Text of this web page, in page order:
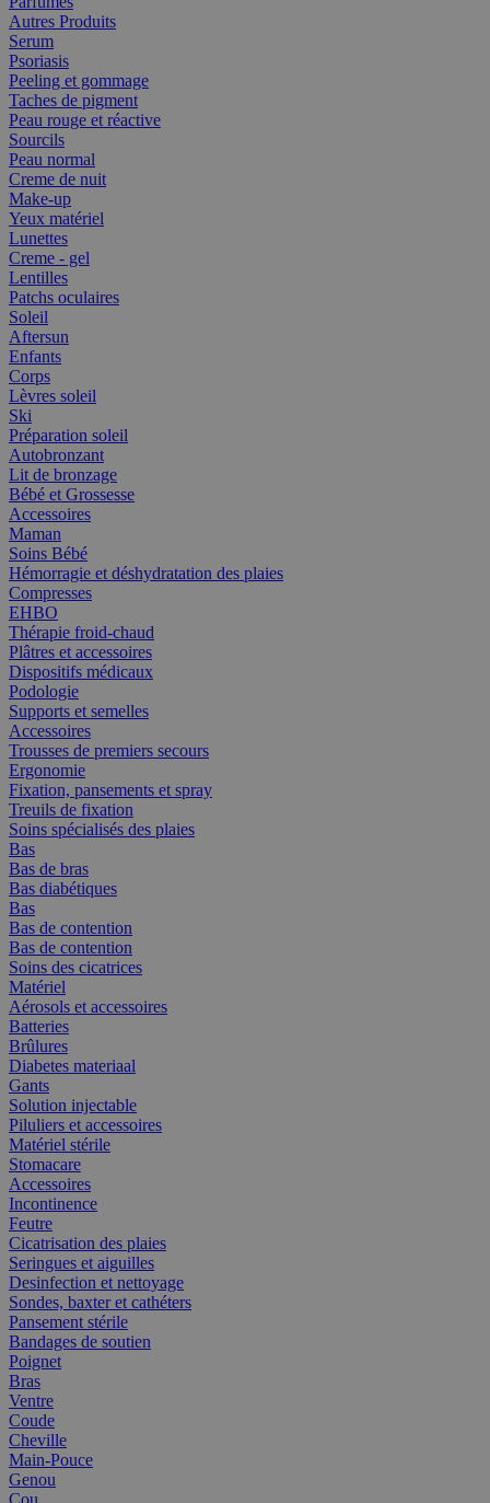
Autres Produits
Serum
Psoriasis
Peeling et gommage
Taches de pigment
Peau rouge et réactive
Sourcils
Peau normal
Creme de nuit
Make-up
Yeux matériel
Lunettes
Creme - gel
Lentilles
Patchs oculaires
Soleil
Aftersun
Enfants
Corps
Lèvres soleil
Ski
Préparation soleil
Autobronzant
Lit de bronzage
Bébé et Grossesse
Accessoires
Maman
Soins Bébé
Hémorragie et déshydratation des plaies
Compresses
EHBO
Thérapie froid-chaud
Plâtres et accessoires
Dispositifs médicaux
Podologie
Supports et semelles
Accessoires
Trousses de premiers secours
Ergonomie
Fixation, pansements et spray
Treuils de fixation
Soins spécialisés des plaies
Bas
Bas de bras
Bas diabétiques
Bas
Bas de contention
Bas de contention
Soins des cicatrices
Matériel
Aérosols et accessoires
Batteries
Brûlures
Diabetes materiaal
Gants
Solution injectable
Piluliers et accessoires
Matériel stérile
Stomacare
Accessoires
Incontinence
Feutre
Cicatrisation des plaies
Seringues et aiguilles
Desinfection et nettoyage
Sondes, baxter et cathéters
Pansement stérile
Bandages de soutien
Poignet
Bras
Ventre
Coude
Cheville
Main-Pouce
Genou